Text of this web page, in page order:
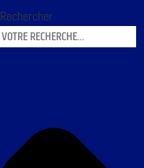
Rechercher